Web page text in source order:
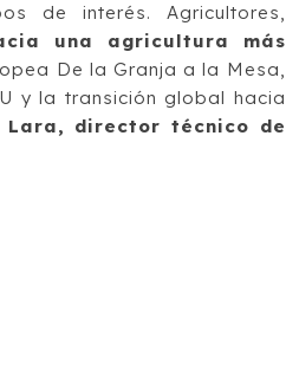
de interés. Agricultores,
una agricultura más
De la Granja a la Mesa,
y la transición global hacia
Lara, director técnico de